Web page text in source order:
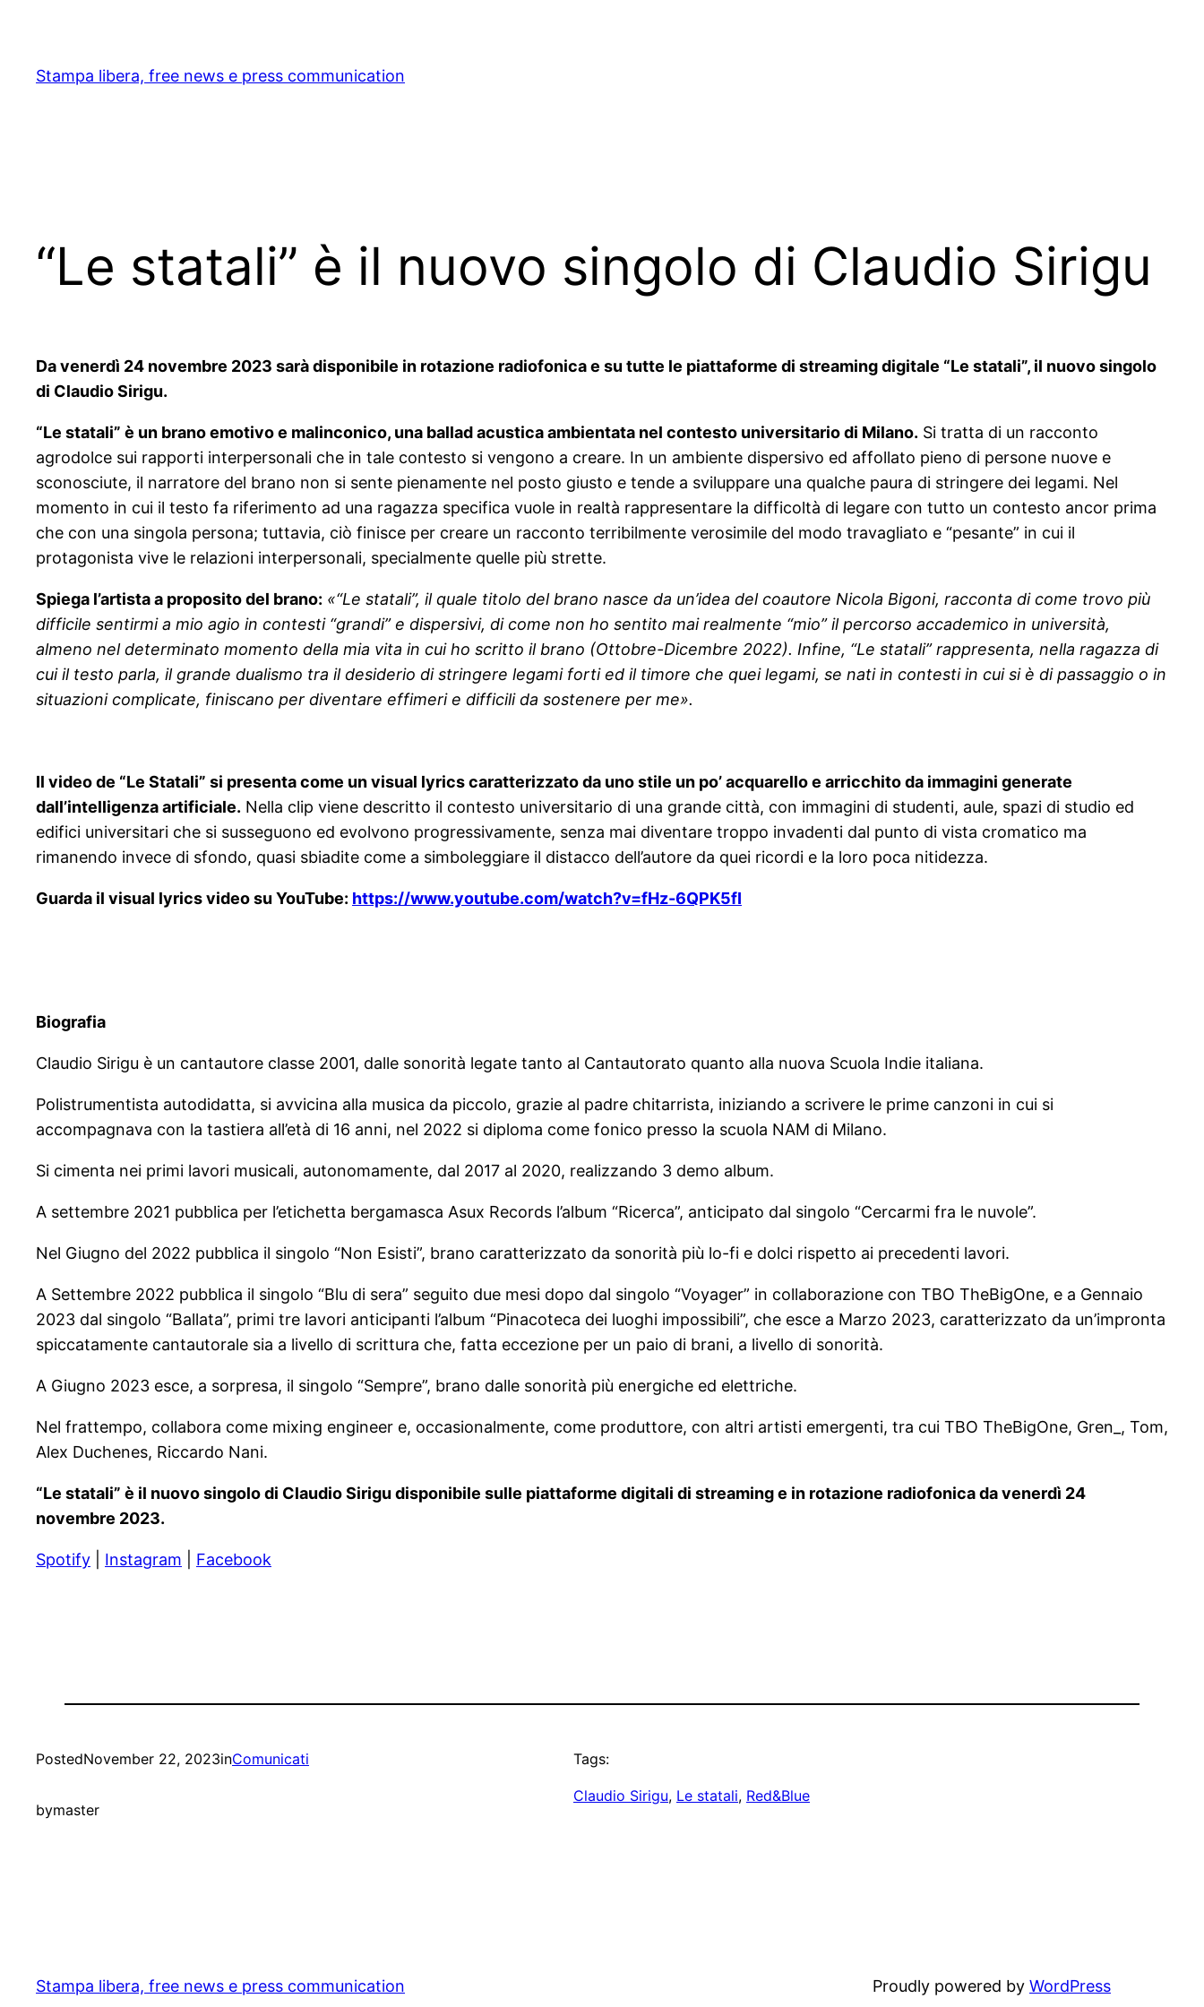
content
Stampa libera, free news e press communication
“Le statali” è il nuovo singolo di Claudio Sirigu
Da venerdì 24 novembre 2023 sarà disponibile in rotazione radiofonica e su tutte le piattaforme di streaming digitale “Le statali”, il nuovo singolo
di Claudio Sirigu.
“Le statali” è un brano emotivo e malinconico, una ballad acustica ambientata nel contesto universitario di Milano. Si tratta di un racconto
agrodolce sui rapporti interpersonali che in tale contesto si vengono a creare. In un ambiente dispersivo ed affollato pieno di persone nuove e
sconosciute, il narratore del brano non si sente pienamente nel posto giusto e tende a sviluppare una qualche paura di stringere dei legami. Nel
momento in cui il testo fa riferimento ad una ragazza specifica vuole in realtà rappresentare la difficoltà di legare con tutto un contesto ancor prima
che con una singola persona; tuttavia, ciò finisce per creare un racconto terribilmente verosimile del modo travagliato e “pesante” in cui il
protagonista vive le relazioni interpersonali, specialmente quelle più strette.
Spiega l’artista a proposito del brano: «“Le statali”, il quale titolo del brano nasce da un’idea del coautore Nicola Bigoni, racconta di come trovo più
difficile sentirmi a mio agio in contesti “grandi” e dispersivi, di come non ho sentito mai realmente “mio” il percorso accademico in università,
almeno nel determinato momento della mia vita in cui ho scritto il brano (Ottobre-Dicembre 2022). Infine, “Le statali” rappresenta, nella ragazza di
cui il testo parla, il grande dualismo tra il desiderio di stringere legami forti ed il timore che quei legami, se nati in contesti in cui si è di passaggio o in
situazioni complicate, finiscano per diventare effimeri e difficili da sostenere per me».
Il video de “Le Statali” si presenta come un visual lyrics caratterizzato da uno stile un po’ acquarello e arricchito da immagini generate
dall’intelligenza artificiale. Nella clip viene descritto il contesto universitario di una grande città, con immagini di studenti, aule, spazi di studio ed
edifici universitari che si susseguono ed evolvono progressivamente, senza mai diventare troppo invadenti dal punto di vista cromatico ma
rimanendo invece di sfondo, quasi sbiadite come a simboleggiare il distacco dell’autore da quei ricordi e la loro poca nitidezza.
Guarda il visual lyrics video su YouTube: https://www.youtube.com/watch?v=fHz-6QPK5fI
Biografia
Claudio Sirigu è un cantautore classe 2001, dalle sonorità legate tanto al Cantautorato quanto alla nuova Scuola Indie italiana.
Polistrumentista autodidatta, si avvicina alla musica da piccolo, grazie al padre chitarrista, iniziando a scrivere le prime canzoni in cui si
accompagnava con la tastiera all’età di 16 anni, nel 2022 si diploma come fonico presso la scuola NAM di Milano.
Si cimenta nei primi lavori musicali, autonomamente, dal 2017 al 2020, realizzando 3 demo album.
A settembre 2021 pubblica per l’etichetta bergamasca Asux Records l’album “Ricerca”, anticipato dal singolo “Cercarmi fra le nuvole”.
Nel Giugno del 2022 pubblica il singolo “Non Esisti”, brano caratterizzato da sonorità più lo-fi e dolci rispetto ai precedenti lavori.
A Settembre 2022 pubblica il singolo “Blu di sera” seguito due mesi dopo dal singolo “Voyager” in collaborazione con TBO TheBigOne, e a Gennaio
2023 dal singolo “Ballata”, primi tre lavori anticipanti l’album “Pinacoteca dei luoghi impossibili”, che esce a Marzo 2023, caratterizzato da un’impronta
spiccatamente cantautorale sia a livello di scrittura che, fatta eccezione per un paio di brani, a livello di sonorità.
A Giugno 2023 esce, a sorpresa, il singolo “Sempre”, brano dalle sonorità più energiche ed elettriche.
Nel frattempo, collabora come mixing engineer e, occasionalmente, come produttore, con altri artisti emergenti, tra cui TBO TheBigOne, Gren_, Tom,
Alex Duchenes, Riccardo Nani.
“Le statali” è il nuovo singolo di Claudio Sirigu disponibile sulle piattaforme digitali di streaming e in rotazione radiofonica da venerdì 24
novembre 2023.
Spotify Instagram Facebook
PostedNovember 22, 2023inComunicati
bymaster
Tags:
Claudio Sirigu, Le statali, Red&Blue
Stampa libera, free news e press communication Proudly powered by WordPress